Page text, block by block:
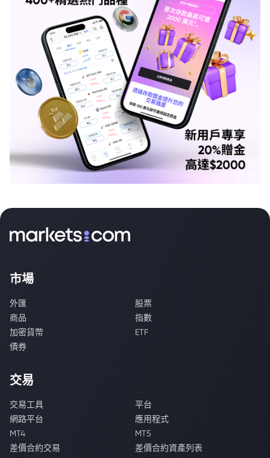
市場
外匯
股票
商品
指數
加密貨幣
ETF
債券
交易
交易工具
平台
網路平台
應用程式
MT4
MT5
差價合約交易
差價合約資產列表